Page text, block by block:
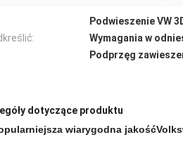
Podwieszenie VW
Wymagania w
Podprzęg
dotyczące produktu
wiarygodna jakość